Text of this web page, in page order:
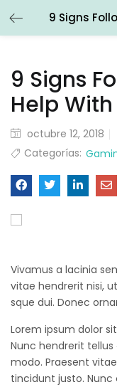
9 Signs
Help
octubre 12, 2018
Categorías:
Vivamus a lacinia
vitae hendrerit nisi,
sque dui. Donec
Lorem ipsum dolor
Nunc hendrerit
modo. Praesent
tincidunt justo.
ENTRAR
Introduce tu
sesión.
Recuérdame